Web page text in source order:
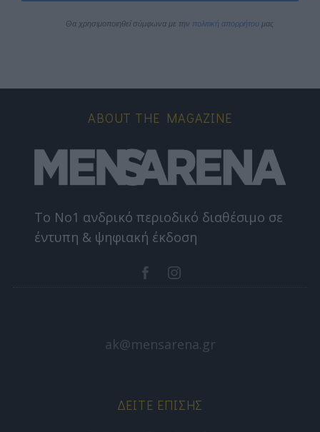
Θα χρησιμοποιηθεί σύμφωνα με την πολιτική απορρήτου μας
ABOUT THE MAGAZINE
Το Nο1 ανδρικό περιοδικό διαθέσιμο σε
έντυπη & ψηφιακή έκδοση
ak@mensarena.gr
ΔΕΊΤΕ ΕΠΊΣΗΣ